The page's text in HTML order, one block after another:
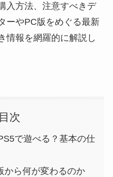
入方法、注意すべきデ
ーやPC版をめぐる最新
情報を網羅的に解説し
目次
で遊べる？基本の仕
から何が変わるのか